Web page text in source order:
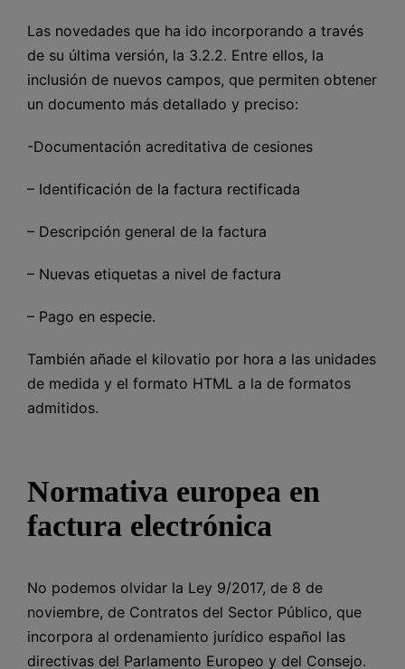
Las novedades que ha ido incorporando a través
de su última versión, la 3.2.2. Entre ellos, la
inclusión de nuevos campos, que permiten obtener
un documento más detallado y preciso:
-Documentación acreditativa de cesiones
– Identificación de la factura rectificada
– Descripción general de la factura
– Nuevas etiquetas a nivel de factura
– Pago en especie.
También añade el kilovatio por hora a las unidades
de medida y el formato HTML a la de formatos
admitidos.
Normativa europea en
factura electrónica
No podemos olvidar la Ley 9/2017, de 8 de
noviembre, de Contratos del Sector Público, que
incorpora al ordenamiento jurídico español las
directivas del Parlamento Europeo y del Consejo.